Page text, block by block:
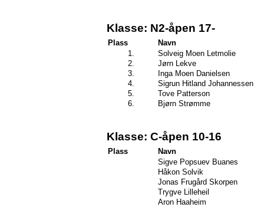
Klasse: N2-åpen 17-
Plass
Navn
1.
Solveig Moen Letmolie
2.
Jørn Lekve
3.
Inga Moen Danielsen
4.
Sigrun Hitland Johannessen
5.
Tove Patterson
6.
Bjørn Strømme
Klasse: C-åpen 10-16
Plass
Navn
Sigve Popsuev Buanes
Håkon Solvik
Jonas Frugård Skorpen
Trygve Lilleheil
Aron Haaheim